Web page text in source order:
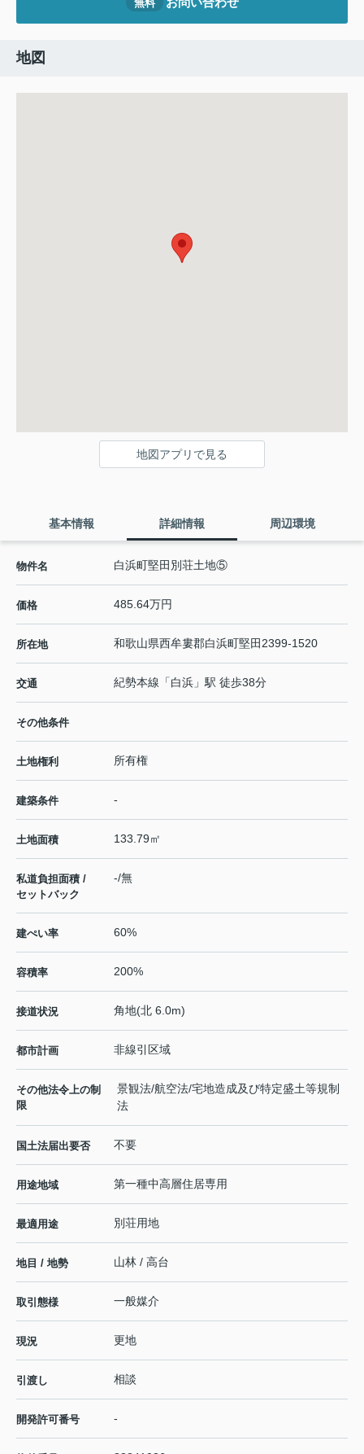
無料
地図
地図アプリで見る
基本情報 詳細情報 周辺環境
物件名 白浜町堅田別荘土地⑤
価格 485.64万円
所在地 和歌山県西牟婁郡白浜町堅田 2399-1520
交通 紀勢本線 「白浜 」駅 徒歩38分
その他条件
土地権利 所有権
建築条件 -
土地面積 133.79㎡
私道負担面積 /
セットバック
-/無
建ぺい率 60%
容積率 200%
接道状況 角地(北 6.0m)
都市計画 非線引区域
その他法令上の制
限
景観法/航空法/宅地造成及び特定盛土等規制
法
国土法届出要否 不要
用途地域 第一種中高層住居専用
最適用途 別荘用地
地目 / 地勢 山林 / 高台
取引態様 一般媒介
現況 更地
引渡し 相談
開発許可番号 -